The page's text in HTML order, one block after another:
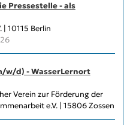
Pressestelle - als
| 10115 Berlin
w/d) - WasserLernort
Verein zur Förderung der
e.V. | 15806 Zossen